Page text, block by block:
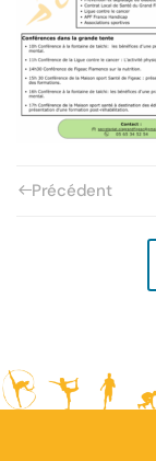
Précédent